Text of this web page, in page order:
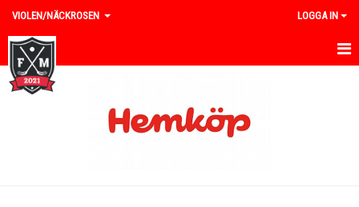
VIOLEN/NÄCKROSEN LOGGA IN
HEM